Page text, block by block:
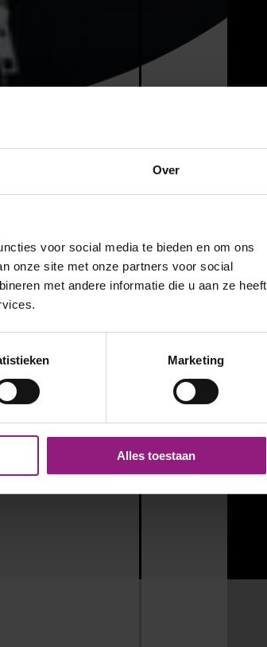
Over
voor social media te bieden en om ons
onze site met onze partners voor social
met andere informatie die u aan ze heeft
Marketing
Alles toestaan